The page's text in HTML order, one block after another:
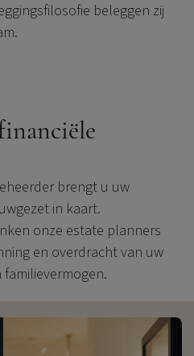
beleggen zij
brengt u uw
in kaart.
onze estate planners
en overdracht van uw